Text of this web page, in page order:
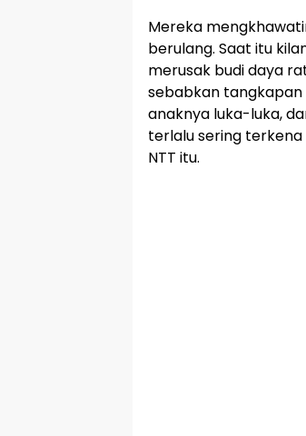
Mereka
berulang. Saat itu
merusak budi daya
sebabkan tangkapan
anaknya luka-luka,
terlalu sering
NTT itu.